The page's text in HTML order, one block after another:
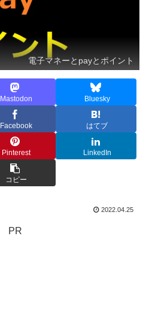
電子マネーとpayとポイント
Mastodon Bluesky
Facebook はてブ
Pinterest LinkedIn
コピー
2022.04.25
PR